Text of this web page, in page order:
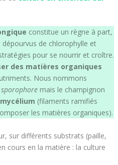
constitue un règne à part,
de chlorophylle et
pour se nourrir et croître.
des matières organiques
Nous nommons
sporophore mais le champignon
mycélium (filaments ramifiés
les matières organiques).
sur différents substrats (paille,
cours en la matière : la culture